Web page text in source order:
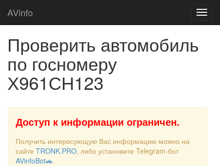
AVinfo
Проверить автомобиль
по госномеру
Х961СН123
Доступ к информации ограничен.
Получить интересующую Вас информацию можно на
сайте TRONK.PRO, либо установите Telegram-бот
AVinfoBot🚗.